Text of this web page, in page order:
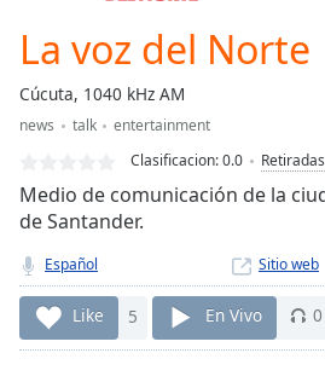
Current
Time0:00
Duration
Loaded
Stream
Type LIVE
live,
currently
behind
LIVE
Remaining
La voz del Norte
Cúcuta, 1040 kHz AM
news talk
entertainment
Clasificacion:0.0 Retiradas
Medio de comunicación de la
de Santander.
Español Sitio web
Like 5 En Vivo 0